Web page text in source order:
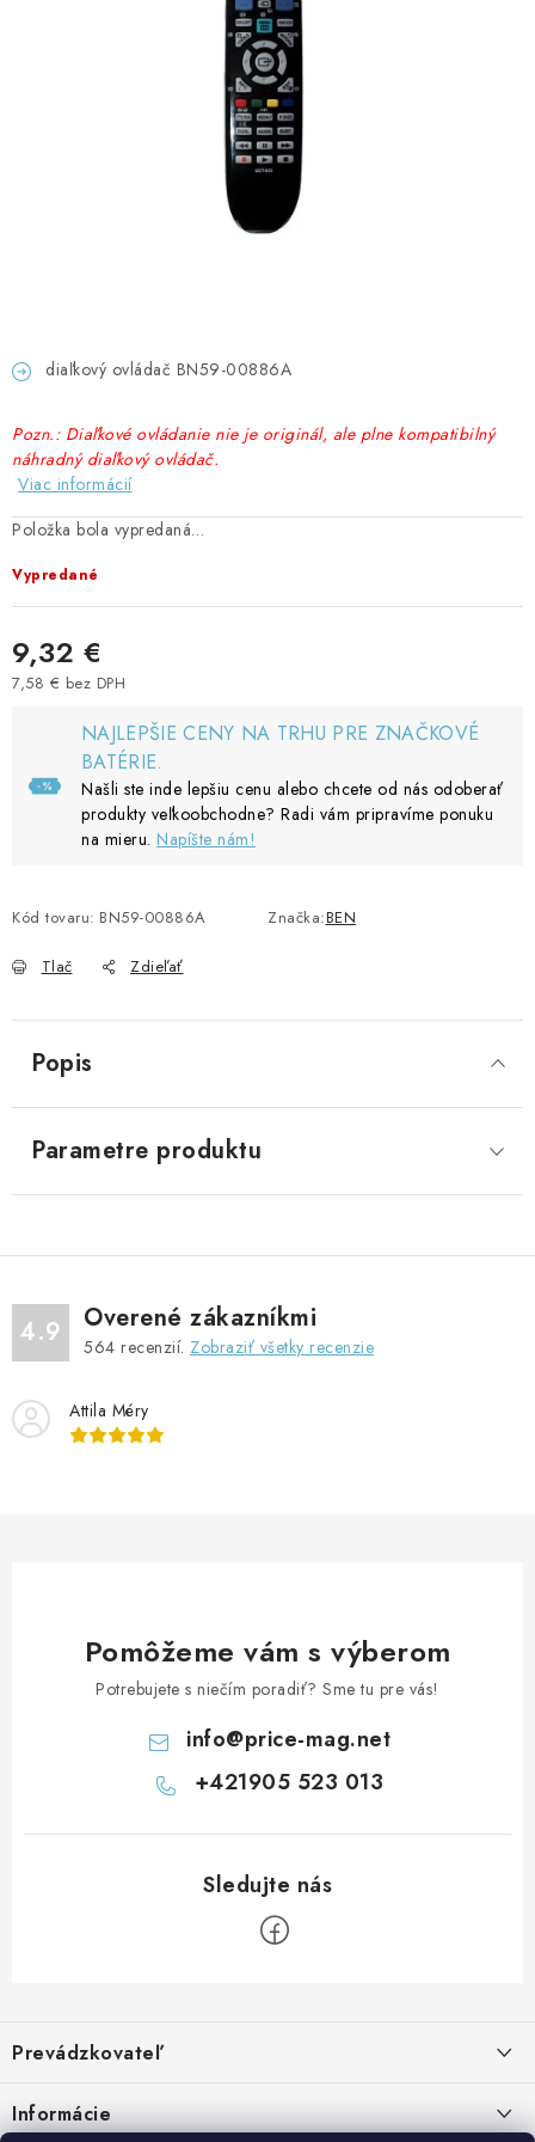
KONTAKTY
Kontakty Doprava a platba Časté otázky
diaľkový ovládač BN59-00886A
Pozn.: Diaľkové ovládanie nie je originál, ale plne kompatibilný
náhradný diaľkový ovládač.
Viac informácií
Položka bola vypredaná…
Vypredané
9,32 €
7,58 € bez DPH
NAJLEPŠIE CENY NA TRHU PRE ZNAČKOVÉ
BATÉRIE.
Našli ste inde lepšiu cenu alebo chcete od nás odoberať
produkty veľkoobchodne? Radi vám pripravíme ponuku
na mieru. Napíšte nám!
Kód tovaru: BN59-00886A Značka:BEN
Tlač Zdieľať
Popis
Parametre produktu
4.9 Overené zákazníkmi
564 recenzií. Zobraziť všetky recenzie
Attila Méry
Pomôžeme vám s výberom
Potrebujete s niečím poradiť? Sme tu pre vás!
info@price-mag.net
+421905 523 013
p
ä
t
Prevádzkovateľ
Malinová 49
Informácie